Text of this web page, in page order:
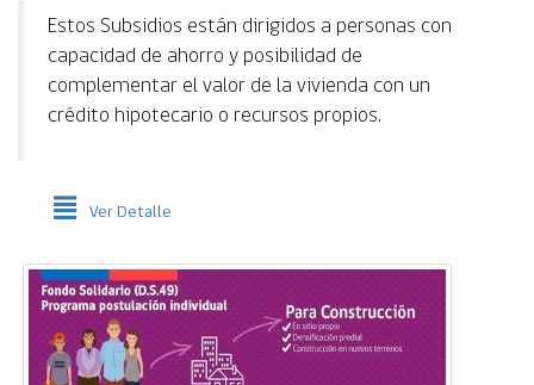
Estos Subsidios están dirigidos a personas con
capacidad de ahorro y posibilidad de
complementar el valor de la vivienda con un
crédito hipotecario o recursos propios.
Ver Detalle